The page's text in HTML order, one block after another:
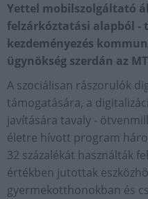
Yettel mobilszolgáltató
felzárkóztatási alapból -
kezdeményezés
ügynökség szerdán az
A szociálisan rászorulók
támogatására, a
javítására tavaly -
életre hívott program
32 százalékát használták
értékben jutottak
gyermekotthonokban és